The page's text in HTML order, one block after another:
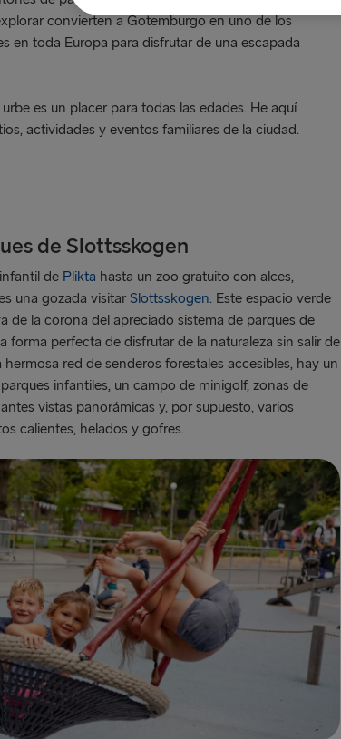
convierten a Gotemburgo en uno de los
en toda Europa para disfrutar de una escapada
es un placer para todas las edades. He aquí
actividades y eventos familiares de la ciudad.
de Slottsskogen
de Plikta hasta un zoo gratuito con alces,
una gozada visitar Slottsskogen. Este espacio verde
de la corona del apreciado sistema de parques de
forma perfecta de disfrutar de la naturaleza sin salir de
hermosa red de senderos forestales accesibles, hay un
infantiles, un campo de minigolf, zonas de
vistas panorámicas y, por supuesto, varios
calientes, helados y gofres.